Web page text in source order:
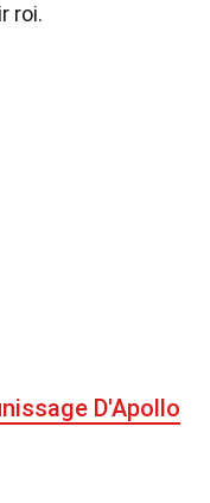
roi.
D'Apollo